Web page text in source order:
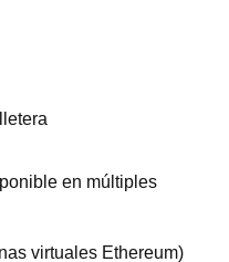
en múltiples
virtuales Ethereum)